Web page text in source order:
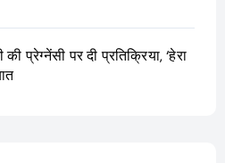
प्रेग्नेंसी पर दी प्रतिक्रिया, ‘हेरा